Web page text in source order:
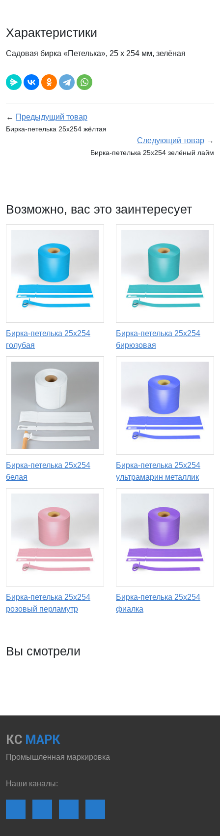
Характеристики
Садовая бирка «Петелька», 25 х 254 мм, зелёная
← Предыдущий товар
Бирка-петелька 25х254 жёлтая
Следующий товар →
Бирка-петелька 25х254 зелёный лайм
Возможно, вас это заинтересует
Бирка-петелька 25х254
голубая
Бирка-петелька 25х254
бирюзовая
Бирка-петелька 25х254
белая
Бирка-петелька 25х254
ультрамарин металлик
Бирка-петелька 25х254
розовый перламутр
Бирка-петелька 25х254
фиалка
Вы смотрели
КС МАРК
Промышленная маркировка
Наши каналы: